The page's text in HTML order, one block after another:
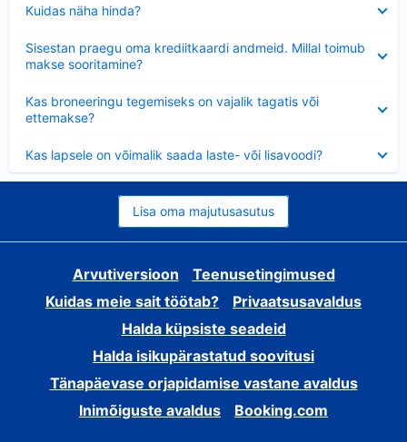
Kuidas näha hinda?
Sisestan praegu oma krediitkaardi andmeid. Millal toimub
makse sooritamine?
Kas broneeringu tegemiseks on vajalik tagatis või
ettemakse?
Kas lapsele on võimalik saada laste- või lisavoodi?
Lisa oma majutusasutus
Arvutiversioon
Teenusetingimused
Kuidas meie sait töötab?
Privaatsusavaldus
Halda küpsiste seadeid
Halda isikupärastatud soovitusi
Tänapäevase orjapidamise vastane avaldus
Inimõiguste avaldus
Booking.com